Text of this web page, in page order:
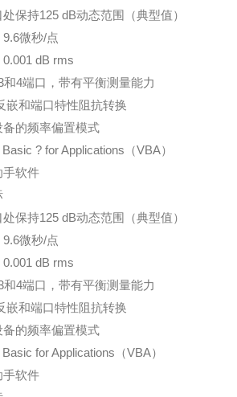
保持125 dB动态范围（典型值）
微秒/点
dB rms
和4端口，带有平衡测量能力
嵌和端口特性阻抗转换
备的频率偏置模式
? for Applications（VBA）
手软件
保持125 dB动态范围（典型值）
微秒/点
dB rms
和4端口，带有平衡测量能力
嵌和端口特性阻抗转换
备的频率偏置模式
for Applications（VBA）
手软件